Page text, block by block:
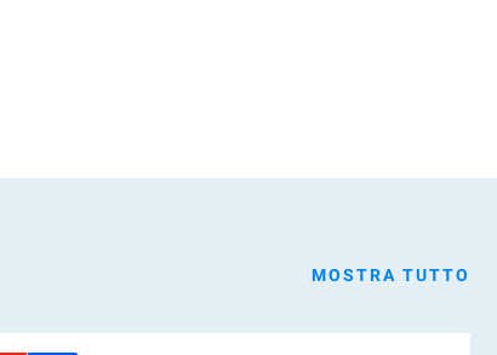
MOSTRA TUTTO